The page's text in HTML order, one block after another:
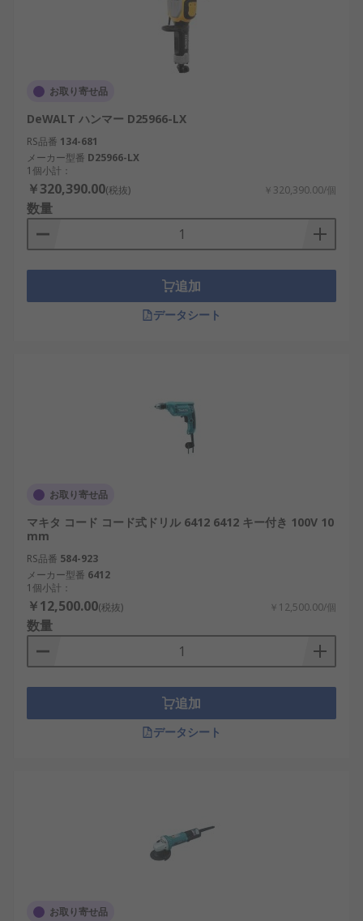
クハンマーと同様の原理で ドリルビットを材
料に打ち込みます。 この動作により、石や石
材などの硬い材料に大きな力が与えられま
SDS ドリル - ハンマードリルのより強力なバ
ージョンで、溝付きドライブシステムを使用
して穴開けとチゼル彫りの力を高めます。 主
に硬い材料に使用するように設計されてお
り、コンクリート、 石材、石造物、およびそ
の他の頑丈なものに応用します。
アングルドリル - コンビドリルの機能を持ち合
わせています。 ただし、ヘッドは 90 度曲げら
れています。 コンビを補完するものと考えら
れていますが、 手の届きにくい場所にも対応
できます。 角度付きヘッドにより、ドリルビ
ットを小さくすることができ、狭い場所でね
は、金属穴開け用のポータブルベンチドリル
です。 ドリルのベースは磁石を使用して金属
に固定させるため、ドリル加工中に動かない
ようになっています。 磁石付きドリルは、正
使用されます。
お取り寄せ品
DeWALT ハンマー D25966-LX
RS品番 134-681
メーカー型番 D25966-LX
1個小計：
￥320,390.00(税抜) ￥320,390.00/個
数量
追加
データシート
お取り寄せ品
マキタ コード コード式ドリル 6412 6412 キー付き 100V 10
mm
RS品番 584-923
メーカー型番 6412
1個小計：
￥12,500.00(税抜) ￥12,500.00/個
数量
追加
データシート
お取り寄せ品